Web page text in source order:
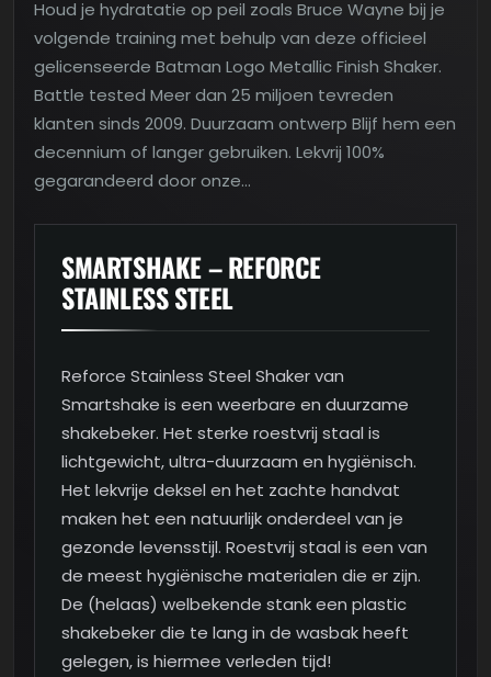
Houd je hydratatie op peil zoals Bruce Wayne bij je
volgende training met behulp van deze officieel
gelicenseerde Batman Logo Metallic Finish Shaker.
Battle tested Meer dan 25 miljoen tevreden
klanten sinds 2009. Duurzaam ontwerp Blijf hem een
decennium of langer gebruiken. Lekvrij 100%
gegarandeerd door onze…
SMARTSHAKE – REFORCE
STAINLESS STEEL
Reforce Stainless Steel Shaker van
Smartshake is een weerbare en duurzame
shakebeker. Het sterke roestvrij staal is
lichtgewicht, ultra-duurzaam en hygiënisch.
Het lekvrije deksel en het zachte handvat
maken het een natuurlijk onderdeel van je
gezonde levensstijl. Roestvrij staal is een van
de meest hygiënische materialen die er zijn.
De (helaas) welbekende stank een plastic
shakebeker die te lang in de wasbak heeft
gelegen, is hiermee verleden tijd!